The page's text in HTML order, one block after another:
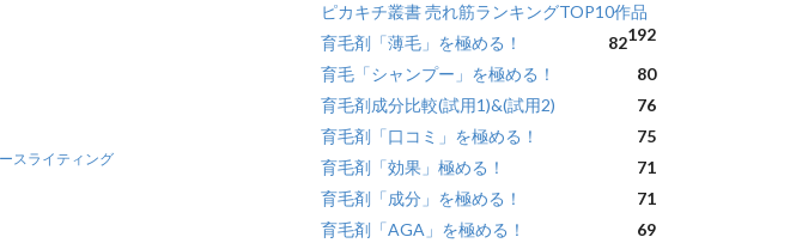
スライティング
ピカキチ叢書 売れ筋ランキングTOP10作品
192
育毛剤「薄毛」を極める！
82
育毛「シャンプー」を極める！
80
育毛剤成分比較(試用1)&(試用2)
76
育毛剤「口コミ」を極める！
75
育毛剤「効果」極める！
71
育毛剤「成分」を極める！
71
育毛剤「AGA」を極める！
69